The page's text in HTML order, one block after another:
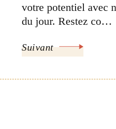
votre potentiel avec
du jour. Restez co…
Suivant